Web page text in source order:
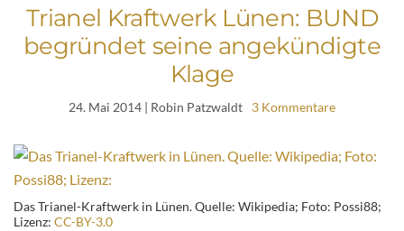
Trianel Kraftwerk Lünen: BUND
begründet seine angekündigte
Klage
24. Mai 2014 | Robin Patzwaldt 3 Kommentare
Das Trianel-Kraftwerk in Lünen. Quelle: Wikipedia; Foto: Possi88;
Lizenz: CC-BY-3.0